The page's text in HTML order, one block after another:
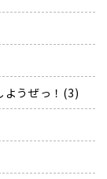
ようぜっ！(3)